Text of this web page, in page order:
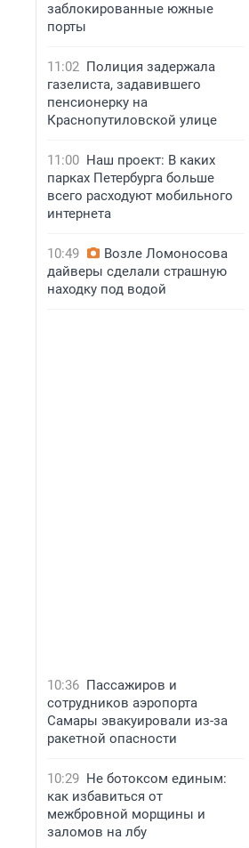
заблокированные южные
порты
11:02 Полиция задержала
газелиста, задавившего
пенсионерку на
Краснопутиловской улице
11:00 Наш проект: В каких
парках Петербурга больше
всего расходуют мобильного
интернета
10:49
Возле Ломоносова
дайверы сделали страшную
находку под водой
10:36 Пассажиров и
сотрудников аэропорта
Самары эвакуировали из-за
ракетной опасности
10:29 Не ботоксом единым:
как избавиться от
межбровной морщины и
заломов на лбу